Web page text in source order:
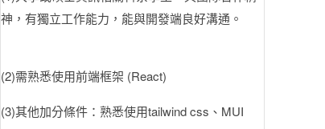
神，有獨立工作能力，能與開發端良好溝通。
(2)需熟悉使用前端框架 (React)
(3)其他加分條件：熟悉使用tailwind css、MUI